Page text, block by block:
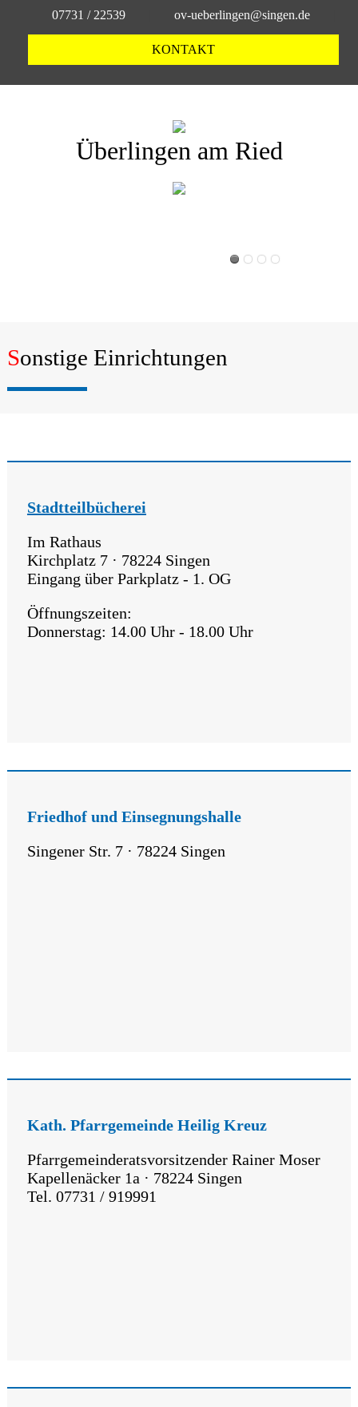
07731 / 22539 ov-ueberlingen@singen.de
KONTAKT
Überlingen am Ried
Sonstige Einrichtungen
Stadtteilbücherei
Im Rathaus
Kirchplatz 7 · 78224 Singen
Eingang über Parkplatz - 1. OG
Öffnungszeiten:
Donnerstag: 14.00 Uhr - 18.00 Uhr
Friedhof und Einsegnungshalle
Singener Str. 7 · 78224 Singen
Kath. Pfarrgemeinde Heilig Kreuz
Pfarrgemeinderatsvorsitzender Rainer Moser
Kapellenäcker 1a · 78224 Singen
Tel. 07731 / 919991